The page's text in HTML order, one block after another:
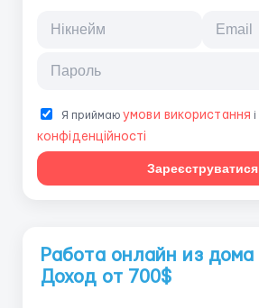
Я приймаюумови використання і
конфіденційності
Зареєструватися
Работа онлайн из дома |
Доход от 700$